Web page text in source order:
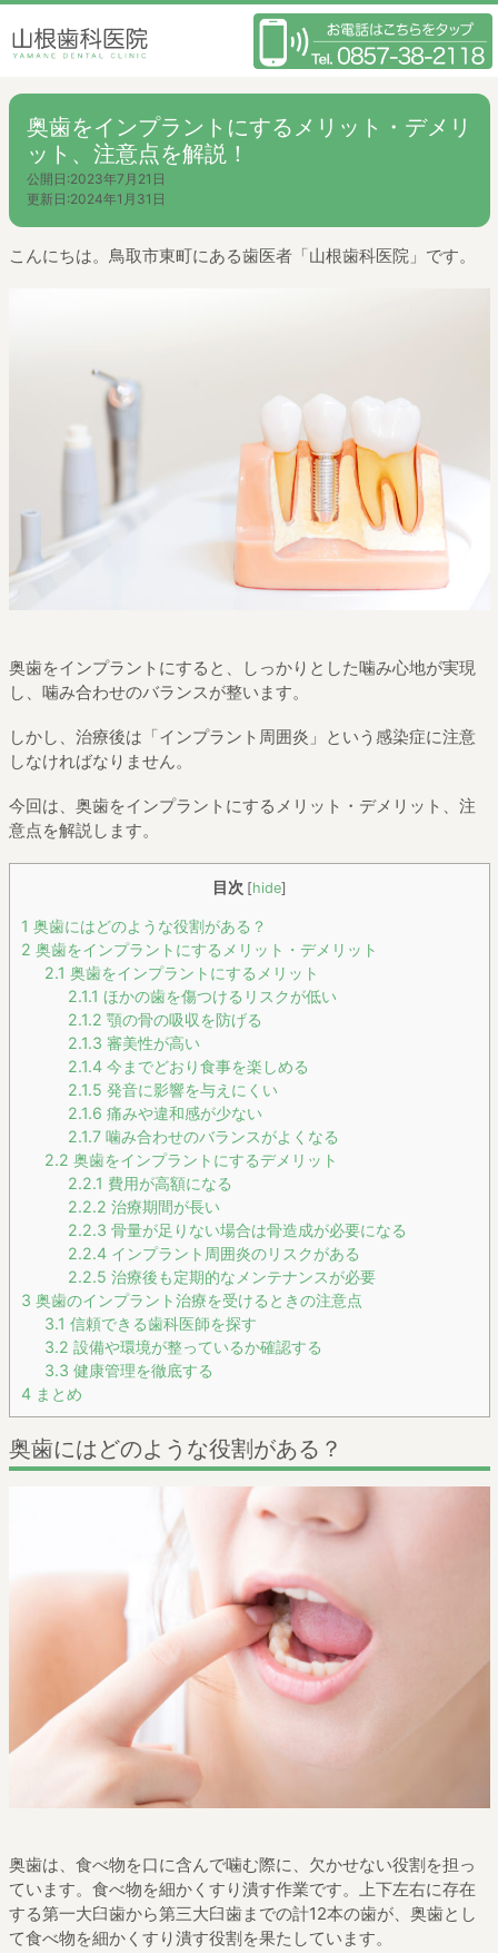
奥歯をインプラントにするメリット・デメリ
ット、注意点を解説！
公開日:2023年7月21日
更新日:2024年1月31日
こんにちは。鳥取市東町にある歯医者「山根歯科医院」です。
奥歯をインプラントにすると、しっかりとした噛み心地が実現
し、噛み合わせのバランスが整います。
しかし、治療後は「インプラント周囲炎」という感染症に注意
しなければなりません。
今回は、奥歯をインプラントにするメリット・デメリット、注
意点を解説します。
目次 [hide]
1 奥歯にはどのような役割がある？
2 奥歯をインプラントにするメリット・デメリット
2.1 奥歯をインプラントにするメリット
2.1.1 ほかの歯を傷つけるリスクが低い
2.1.2 顎の骨の吸収を防げる
2.1.3 審美性が高い
2.1.4 今までどおり食事を楽しめる
2.1.5 発音に影響を与えにくい
2.1.6 痛みや違和感が少ない
2.1.7 噛み合わせのバランスがよくなる
2.2 奥歯をインプラントにするデメリット
2.2.1 費用が高額になる
2.2.2 治療期間が長い
2.2.3 骨量が足りない場合は骨造成が必要になる
2.2.4 インプラント周囲炎のリスクがある
2.2.5 治療後も定期的なメンテナンスが必要
3 奥歯のインプラント治療を受けるときの注意点
3.1 信頼できる歯科医師を探す
3.2 設備や環境が整っているか確認する
3.3 健康管理を徹底する
4まとめ
奥歯にはどのような役割がある？
奥歯は、食べ物を口に含んで噛む際に、欠かせない役割を担っ
ています。食べ物を細かくすり潰す作業です。上下左右に存在
する第一大臼歯から第三大臼歯までの計12本の歯が、奥歯とし
て食べ物を細かくすり潰す役割を果たしています。